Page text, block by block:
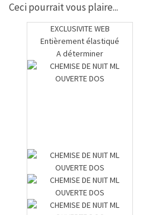
Ceci pourrait vous plaire...
EXCLUSIVITE WEB
Entièrement élastiqué
A déterminer